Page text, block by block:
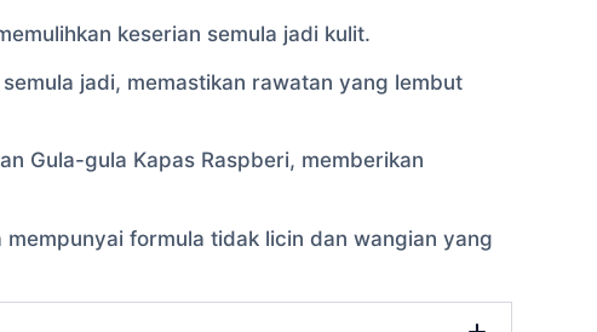
keserian semula jadi kulit.
jadi, memastikan rawatan yang lembut
Gula-gula Kapas Raspberi, memberikan
formula tidak licin dan wangian yang